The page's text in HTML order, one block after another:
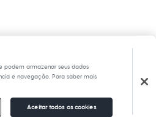
podem armazenar seus dados
e navegação. Para saber mais
Aceitar todos os cookies